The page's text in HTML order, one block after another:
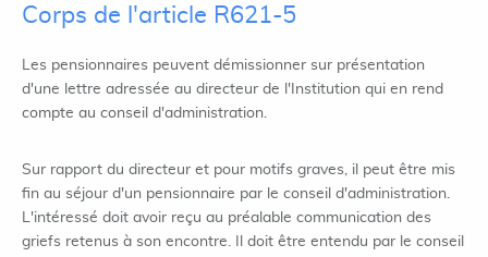
Corps de l'article R621-5
Les pensionnaires peuvent démissionner sur présentation
d'une lettre adressée au directeur de l'Institution qui en rend
compte au conseil d'administration.
Sur rapport du directeur et pour motifs graves, il peut être mis
fin au séjour d'un pensionnaire par le conseil d'administration.
L'intéressé doit avoir reçu au préalable communication des
griefs retenus à son encontre. Il doit être entendu par le conseil